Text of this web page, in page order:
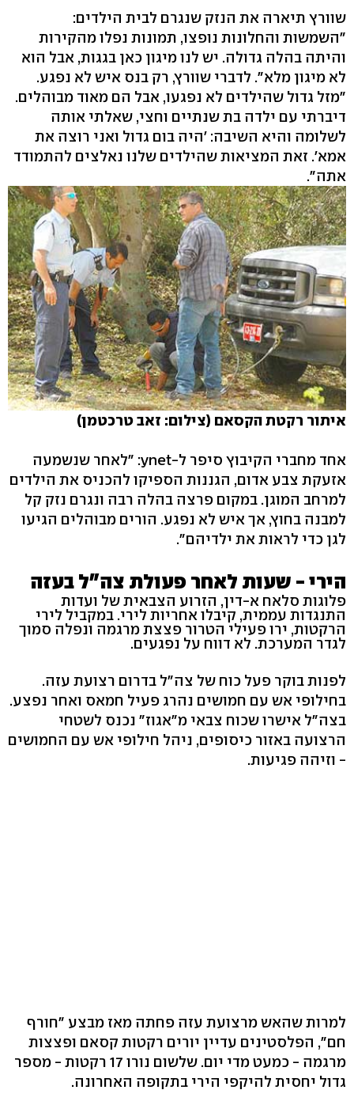
שוורץ תיארה את הנזק שנגרם לבית הילדים:
"השמשות והחלונות נופצו, תמונות נפלו מהקירות
והיתה בהלה גדולה. יש לנו מיגון כאן בגגות, אבל הוא
לא מיגון מלא". לדברי שוורץ, רק בנס איש לא נפגע.
"מזל גדול שהילדים לא נפגעו, אבל הם מאוד מבוהלים.
דיברתי עם ילדה בת שנתיים וחצי, שאלתי אותה
לשלומה והיא השיבה: 'היה בום גדול ואני רוצה את
אמא'. זאת המציאות שהילדים שלנו נאלצים להתמודד
אתה".
איתור רקטת הקסאם (צילום: זאב טרכטמן)
אחד מחברי הקיבוץ סיפר ל-ynet: "לאחר שנשמעה
אזעקת צבע אדום, הגננות הספיקו להכניס את הילדים
למרחב המוגן. במקום פרצה בהלה רבה ונגרם נזק קל
למבנה בחוץ, אך איש לא נפגע. הורים מבוהלים הגיעו
לגן כדי לראות את ילדיהם".
הירי - שעות לאחר פעולת צה"ל בעזה
פלוגות סלאח א-דין, הזרוע הצבאית של ועדות
התנגדות עממית, קיבלו אחריות לירי. במקביל לירי
הרקטות, ירו פעילי הטרור פצצת מרגמה ונפלה סמוך
לגדר המערכת. לא דווח על נפגעים.
לפנות בוקר פעל כוח של צה"ל בדרום רצועת עזה.
בחילופי אש עם חמושים נהרג פעיל חמאס ואחר נפצע.
בצה"ל אישרו שכוח צבאי מ"אגוז" נכנס לשטחי
הרצועה באזור כיסופים, ניהל חילופי אש עם החמושים
- וזיהה פגיעות.
למרות שהאש מרצועת עזה פחתה מאז מבצע "חורף
חם", הפלסטינים עדיין יורים רקטות קסאם ופצצות
מרגמה - כמעט מדי יום. שלשום נורו 17 רקטות - מספר
גדול יחסית להיקפי הירי בתקופה האחרונה.